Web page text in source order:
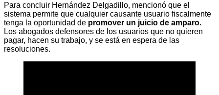
Para concluir Hernández Delgadillo, mencionó que el
sistema permite que cualquier causante usuario fiscalmente
tenga la oportunidad de promover un juicio de amparo.
Los abogados defensores de los usuarios que no quieren
pagar, hacen su trabajo, y se está en espera de las
resoluciones.